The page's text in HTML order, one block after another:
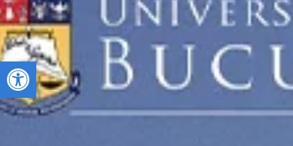
Deschide bara de unelte